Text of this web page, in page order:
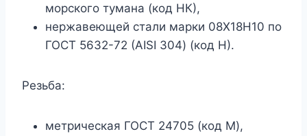
морского тумана (код НК),
нержавеющей стали марки 08Х18Н10 по
ГОСТ 5632-72 (AISI 304) (код Н).
Резьба:
метрическая ГОСТ 24705 (код M),